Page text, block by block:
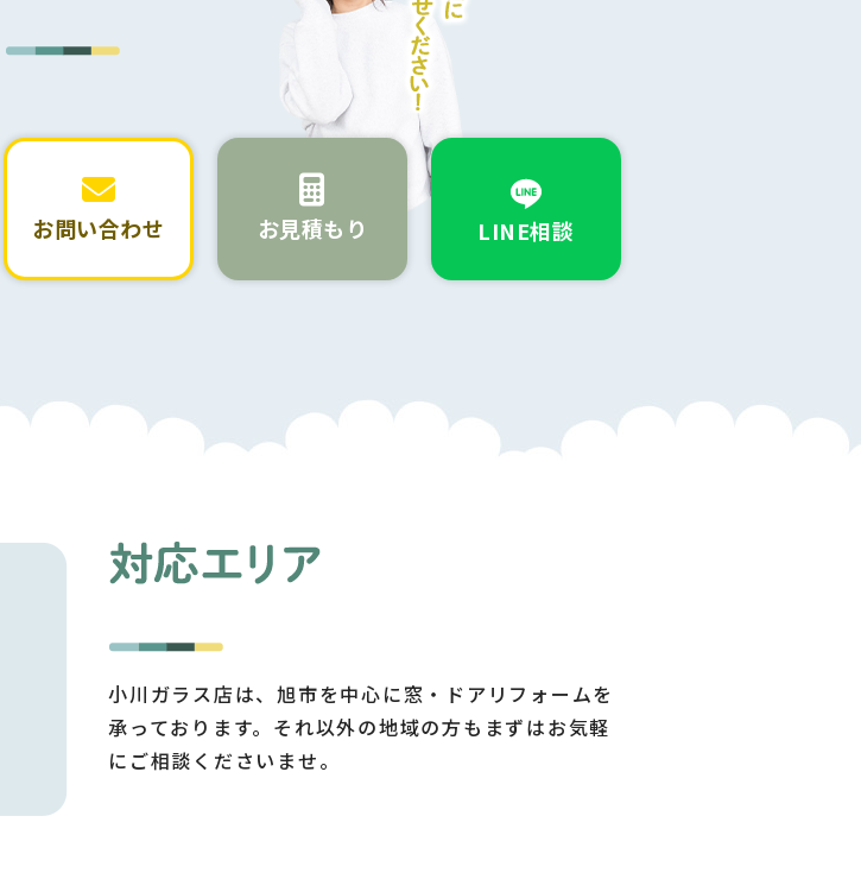
お問い合わせ お見積もり LINE相談
小川ガラス店は、旭市を中心に窓・ドアリフォームを
承っております。それ以外の地域の方もまずはお気軽
にご相談くださいませ。